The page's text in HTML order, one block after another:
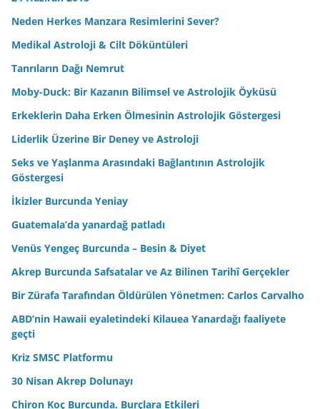
Neden Herkes Manzara Resimlerini Sever?
Medikal Astroloji & Cilt Döküntüleri
Tanrıların Dağı Nemrut
Moby-Duck: Bir Kazanın Bilimsel ve Astrolojik Öyküsü
Erkeklerin Daha Erken Ölmesinin Astrolojik Göstergesi
Liderlik Üzerine Bir Deney ve Astroloji
Seks ve Yaşlanma Arasındaki Bağlantının Astrolojik
Göstergesi
İkizler Burcunda Yeniay
Guatemala’da yanardağ patladı
Venüs Yengeç Burcunda – Besin & Diyet
Akrep Burcunda Safsatalar ve Az Bilinen Tarihî Gerçekler
Bir Zürafa Tarafından Öldürülen Yönetmen: Carlos Carvalho
ABD’nin Hawaii eyaletindeki Kilauea Yanardağı faaliyete
geçti
Kriz SMSC Platformu
30 Nisan Akrep Dolunayı
Chiron Koç Burcunda. Burçlara Etkileri